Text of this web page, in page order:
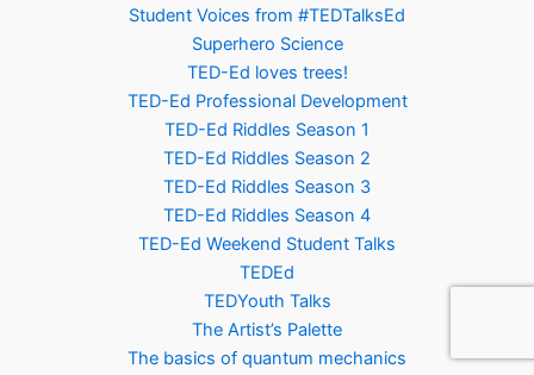
Student Voices from #TEDTalksEd
Superhero Science
TED-Ed loves trees!
TED-Ed Professional Development
TED-Ed Riddles Season 1
TED-Ed Riddles Season 2
TED-Ed Riddles Season 3
TED-Ed Riddles Season 4
TED-Ed Weekend Student Talks
TEDEd
TEDYouth Talks
The Artist’s Palette
The basics of quantum mechanics